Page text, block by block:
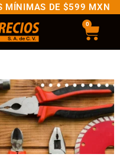
MÍNIMAS DE $599 MXN
0